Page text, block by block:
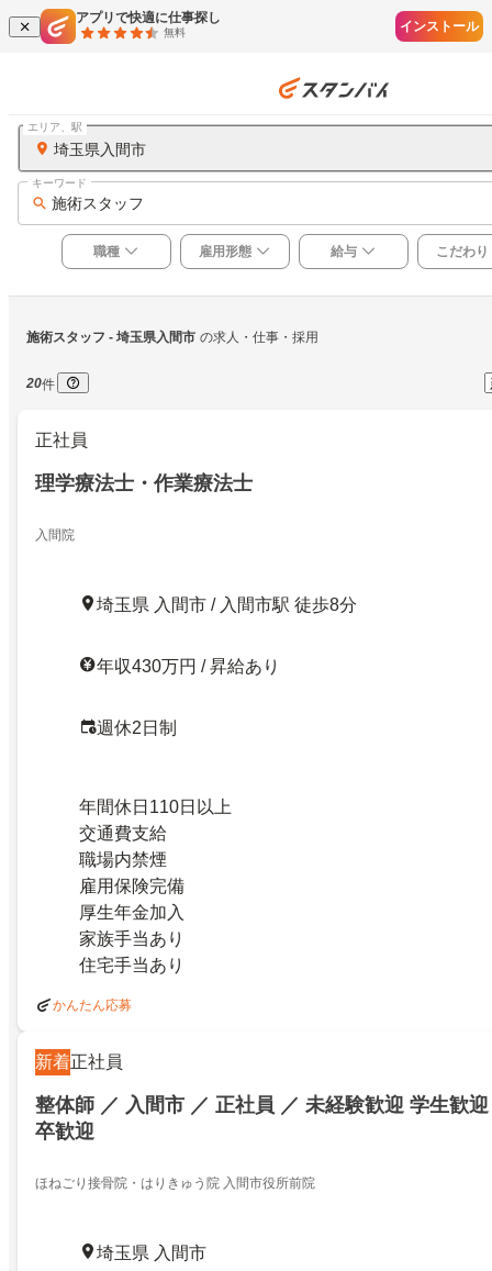
アプリで快適に仕事探し
無料 インストール
埼玉県入間市
エリア、駅
施術スタッフ
キーワード
職種 雇用形態 給与 こだわり
施術スタッフ - 埼玉県入間市 の求人・仕事・採用
20件
正社員
理学療法士・作業療法士
入間院
埼玉県 入間市 / 入間市駅 徒歩8分
年収430万円 / 昇給あり
週休2日制
年間休日110日以上
交通費支給
職場内禁煙
雇用保険完備
厚生年金加入
家族手当あり
住宅手当あり
かんたん応募
新着正社員
整体師 ／ 入間市 ／ 正社員 ／ 未経験歓迎 学生歓
卒歓迎
ほねごり接骨院・はりきゅう院 入間市役所前院
埼玉県 入間市